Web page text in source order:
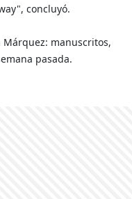
concluyó.
Márquez: manuscritos,
pasada.